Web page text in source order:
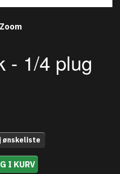
Zoom
- 1/4 plug
ønskeliste
I KURV